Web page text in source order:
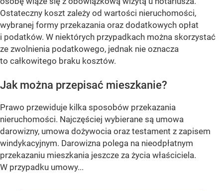
Ostateczny koszt zależy od wartości nieruchomości,
wybranej formy przekazania oraz dodatkowych opłat
i podatków. W niektórych przypadkach można skorzystać
ze zwolnienia podatkowego, jednak nie oznacza
to całkowitego braku kosztów.
Jak można przepisać mieszkanie?
Prawo przewiduje kilka sposobów przekazania
nieruchomości. Najczęściej wybierane są umowa
darowizny, umowa dożywocia oraz testament z zapisem
windykacyjnym. Darowizna polega na nieodpłatnym
przekazaniu mieszkania jeszcze za życia właściciela.
W przypadku umowy...